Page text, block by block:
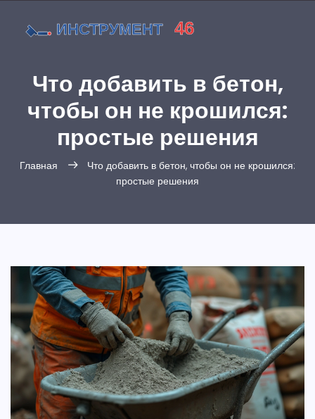
Что добавить в бетон,
чтобы он не крошился:
простые решения
Главная
Что добавить в бетон, чтобы он не крошился:
простые решения